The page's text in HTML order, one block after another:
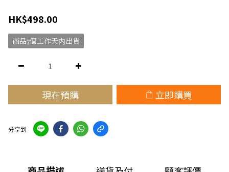
HK$498.00
商品7個工作天内出貨
現在預購 立即購買
分享到